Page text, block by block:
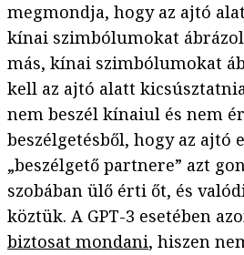
megmondja, hogy az ajtó
kínai szimbólumokat
más, kínai szimbólumokat
kell az ajtó alatt
nem beszél kínaiul és nem
beszélgetésből, hogy az ajtó
„beszélgető partnere” azt
szobában ülő érti őt, és
köztük. A GPT-3 esetében
biztosat mondani, hiszen